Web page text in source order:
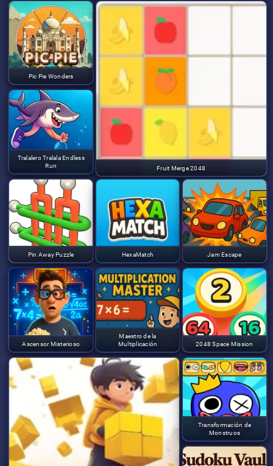
Pic Pie Wonders
Fruit Merge 2048
Tralalero Tralala Endless
Run
Pin Away Puzzle HexaMatch Jam Escape
Ascensor Misterioso
Maestro de la
Multiplicación
2048 Space Mission
Transformación de
Monstruos